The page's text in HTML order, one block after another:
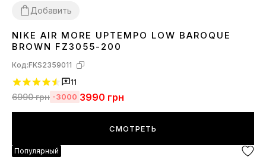
Добавить
3637 40 41 42 43 4445
NIKE AIR MORE UPTEMPO LOW BAROQUE
BROWN FZ3055-200
Код:FKS2359011
11
6990грн -3000 3990 грн
СМОТРЕТЬ
Популярный